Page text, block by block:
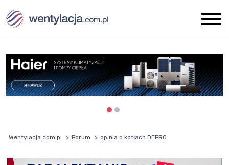
Wentylacja.com.pl Forum opinia o kotłach DEFRO